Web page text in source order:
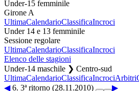
Under-15 femminile
Girone A
UltimaCalendarioClassificaIncroci
Under 14 e 13 femminile
Sessione regolare
UltimaCalendarioClassificaIncroci
Elenco delle stagioni
Under-14 maschile ❯ Centro-sud
UltimaCalendarioClassificaIncrociArbitri
◀6. 3ª ritorno (28.11.2010) ▶